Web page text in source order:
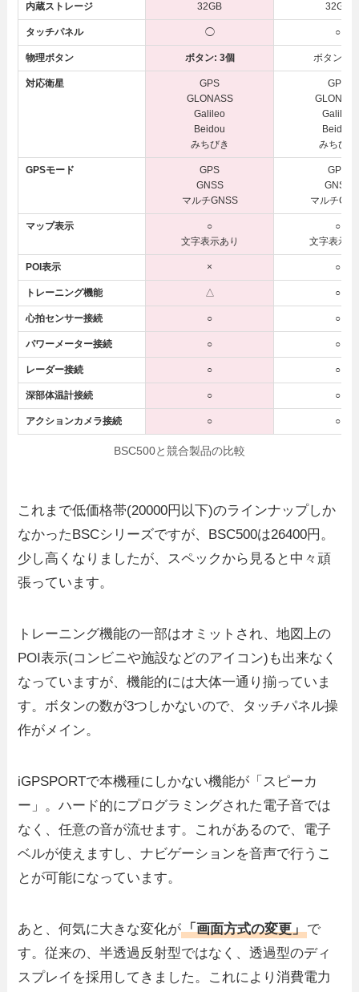
内蔵ストレージ 32GB 32GB
タッチパネル ◯ ○
物理ボタン ボタン: 3個 ボタン: 6
対応衛星
GPS
GLONASS
Galileo
Beidou
みちびき
GPS
Galileo
Beidou
みちびき
GPSモード
GPS
GNSS
マルチGNSS
GPS
GNSS
マルチ
マップ表示
○
文字表示あり
○
文字表示
POI表示 × ○
トレーニング機能 △ ○
心拍センサー接続 ○ ○
パワーメーター接続 ○ ○
レーダー接続 ○ ○
深部体温計接続 ○ ○
アクションカメラ接続 ○ ○
BSC500と競合製品の比較
これまで低価格帯(20000円以下)のラインナップしか
なかったBSCシリーズですが、BSC500は26400円。
少し高くなりましたが、スペックから見ると中々頑
張っています。
トレーニング機能の一部はオミットされ、地図上の
POI表示(コンビニや施設などのアイコン)も出来なく
なっていますが、機能的には大体一通り揃っていま
す。ボタンの数が3つしかないので、タッチパネル操
作がメイン。
iGPSPORTで本機種にしかない機能が「スピーカ
ー」。ハード的にプログラミングされた電子音では
なく、任意の音が流せます。これがあるので、電子
ベルが使えますし、ナビゲーションを音声で行うこ
とが可能になっています。
あと、何気に大きな変化が「画面方式の変更」で
す。従来の、半透過反射型ではなく、透過型のディ
スプレイを採用してきました。これにより消費電力